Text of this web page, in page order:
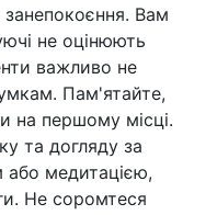
Вам
не оцінюють
важливо не
Пам'ятайте,
на першому місці.
та догляду за
медитацією,
Не соромтеся